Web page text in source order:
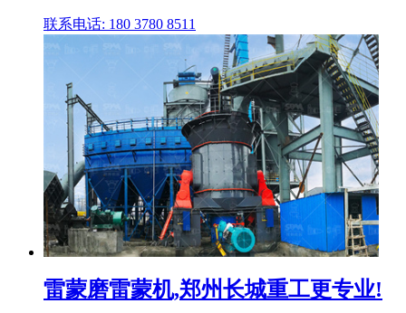
联系电话: 180 3780 8511
雷蒙磨雷蒙机,郑州长城重工更专业!